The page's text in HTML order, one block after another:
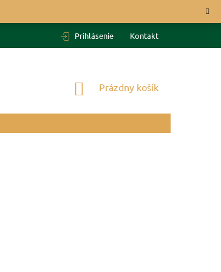
Prihlásenie Kontakt
NÁKUPNÝ
Prázdny košík